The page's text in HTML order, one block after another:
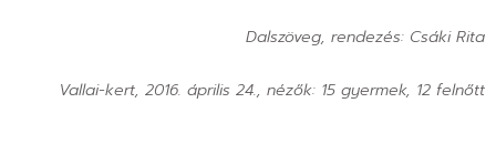
Dalszöveg, rendezés: Csáki Rita
Vallai-kert, 2016. április 24., nézők: 15 gyermek, 12 felnőtt